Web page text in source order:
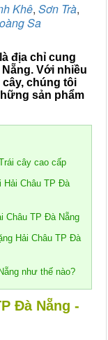
Khê, Sơn Trà,
Sa
địa chỉ cung
Với nhiều
chúng tôi
sản phẩm
cây cao cấp
Hải Châu TP Đà
Châu TP Đà Nẵng
Hải Châu TP Đà
như thế nào?
Đà Nẵng -